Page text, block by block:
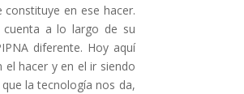
en ese hacer.
cuenta a lo largo de su
diferente. Hoy aquí
hacer y en el ir siendo
la tecnología nos da,